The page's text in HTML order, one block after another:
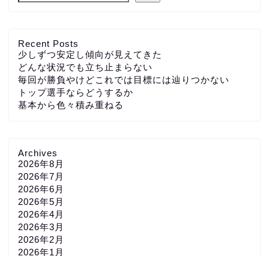
Recent Posts
少しずつ安定し傾向が見えてきた
どんな状況でも立ち止まらない
毎回が勝負やけどこれでは目標には辿りつかない
トップ選手ならどうするか
基本から色々積み重ねる
Archives
2026年8月
2026年7月
2026年6月
2026年5月
2026年4月
2026年3月
2026年2月
2026年1月